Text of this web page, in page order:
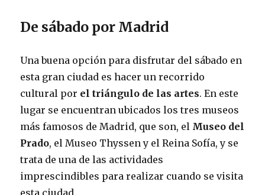
De sábado por Madrid
Una buena opción para disfrutar del sábado en
esta gran ciudad es hacer un recorrido
cultural por el triángulo de las artes. En este
lugar se encuentran ubicados los tres museos
más famosos de Madrid, que son, el Museo del
Prado, el Museo Thyssen y el Reina Sofía, y se
trata de una de las actividades
imprescindibles para realizar cuando se visita
esta ciudad.